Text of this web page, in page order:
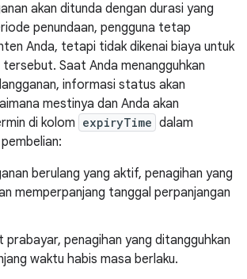
akan ditunda dengan durasi yang
penundaan, pengguna tetap
Anda, tetapi tidak dikenai biaya untuk
Saat Anda menangguhkan
informasi status akan
mestinya dan Anda akan
di kolom expiryTime dalam
berulang yang aktif, penagihan yang
memperpanjang tanggal perpanjangan
prabayar, penagihan yang ditangguhkan
waktu habis masa berlaku.